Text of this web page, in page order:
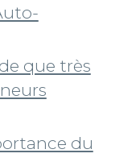
que très
du